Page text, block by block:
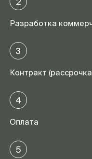
Разработка
3
Контракт
4
Оплата
5